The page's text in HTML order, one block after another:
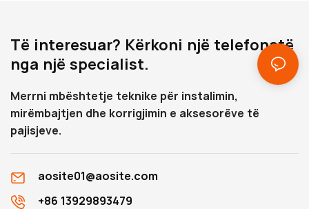
Të interesuar? Kërkoni një telefonatë
nga një specialist.
Merrni mbështetje teknike për instalimin,
mirëmbajtjen dhe korrigjimin e aksesorëve të
pajisjeve.
aosite01@aosite.com
+86 13929893479